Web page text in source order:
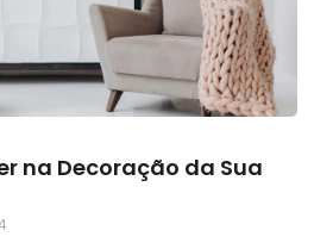
na Decoração da Sua